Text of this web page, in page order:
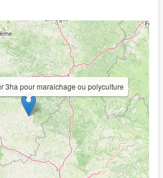
3ha pour maraichage ou polyculture